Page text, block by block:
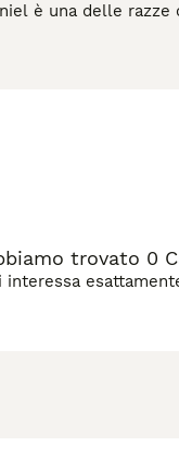
è una delle
trovato 0
interessa